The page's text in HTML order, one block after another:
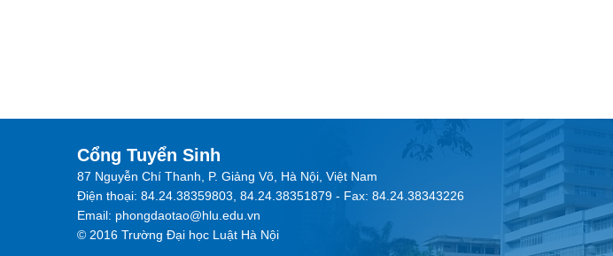
Cổng Tuyển Sinh
87 Nguyễn Chí Thanh, P. Giảng Võ, Hà Nội, Việt Nam
Điện thoại: 84.24.38359803, 84.24.38351879 - Fax: 84.24.38343226
Email: phongdaotao@hlu.edu.vn
© 2016 Trường Đại học Luật Hà Nội